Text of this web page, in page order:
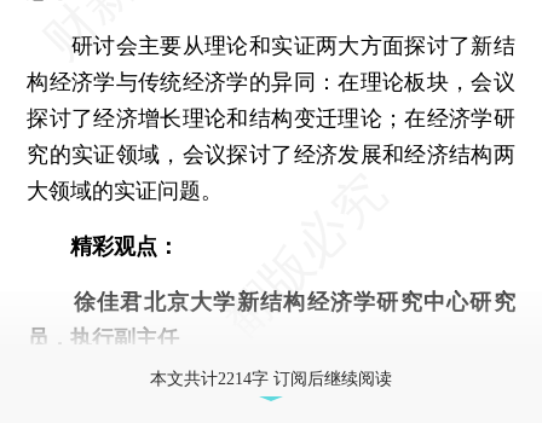
研讨会主要从理论和实证两大方面探讨了新结
构经济学与传统经济学的异同：在理论板块，会议
探讨了经济增长理论和结构变迁理论；在经济学研
究的实证领域，会议探讨了经济发展和经济结构两
大领域的实证问题。
精彩观点：
徐佳君北京大学新结构经济学研究中心研究
员，执行副主任
本文共计2214字 订阅后继续阅读